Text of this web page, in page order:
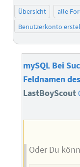
Übersicht alle
Benutzerkonto
mySQL Bei
Feldnamen
LastBoyScout
Oder Du